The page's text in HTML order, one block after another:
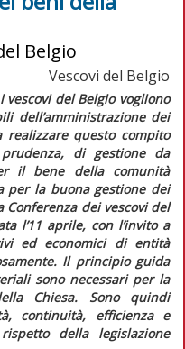
Belgio
Vescovi del Belgio
vescovi del Belgio vogliono
dell’amministrazione dei
realizzare questo compito
di gestione da
il bene della comunità
per la buona gestione dei
Conferenza dei vescovi del
l’11 aprile, con l’invito a
ed economici di entità
Il principio guida
sono necessari per la
Chiesa. Sono quindi
continuità, efficienza e
della legislazione